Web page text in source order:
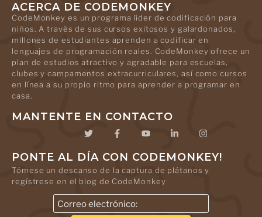
ACERCA DE CODEMONKEY
CodeMonkey es un programa líder de codificación para
niños. A través de sus cursos exitosos y galardonados,
millones de estudiantes aprenden a codificar en
lenguajes de programación reales. CodeMonkey ofrece un
plan de estudios atractivo y agradable para escuelas,
clubes y campamentos extracurriculares, así como cursos
en línea a su propio ritmo para aprender a programar en
casa.
MANTENTE EN CONTACTO
PONTE AL DÍA CON CODEMONKEY!
Tómese un descanso de la captura de plátanos y
regístrese en el blog de CodeMonkey